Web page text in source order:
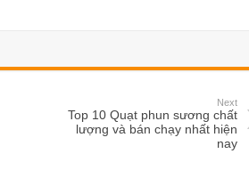
Next
Top 10 Quạt phun sương chất
lượng và bán chạy nhất hiện
nay